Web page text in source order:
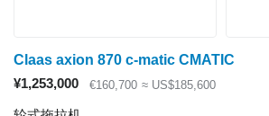
Claas axion 870 c-matic CMATIC
¥1,253,000
€160,700 ≈ US$185,600